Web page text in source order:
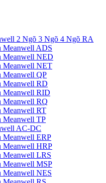
2 Ngõ 3 Ngõ 4 Ngõ RA
Meanwell ADS
Meanwell NED
Meanwell NET
Meanwell QP
Meanwell RD
Meanwell RID
Meanwell RQ
Meanwell RT
Meanwell TP
AC-DC
Meanwell ERP
Meanwell HRP
Meanwell LRS
Meanwell MSP
Meanwell NES